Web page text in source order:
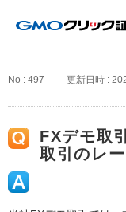
No : 497 更新日時 :
FXデモ取
取引のレ